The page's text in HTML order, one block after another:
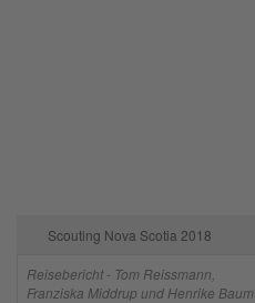
Scouting Nova Scotia 2018
Reisebericht - Tom Reissmann,
Franziska Middrup und Henrike Baum